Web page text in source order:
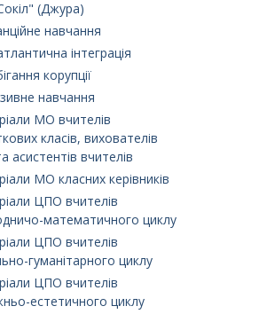
(Джура)
навчання
інтеграція
корупції
навчання
МО вчителів
класів, вихователів
асистентів вчителів
МО класних керівників
ЦПО вчителів
математичного циклу
ЦПО вчителів
гуманітарного циклу
ЦПО вчителів
естетичного циклу